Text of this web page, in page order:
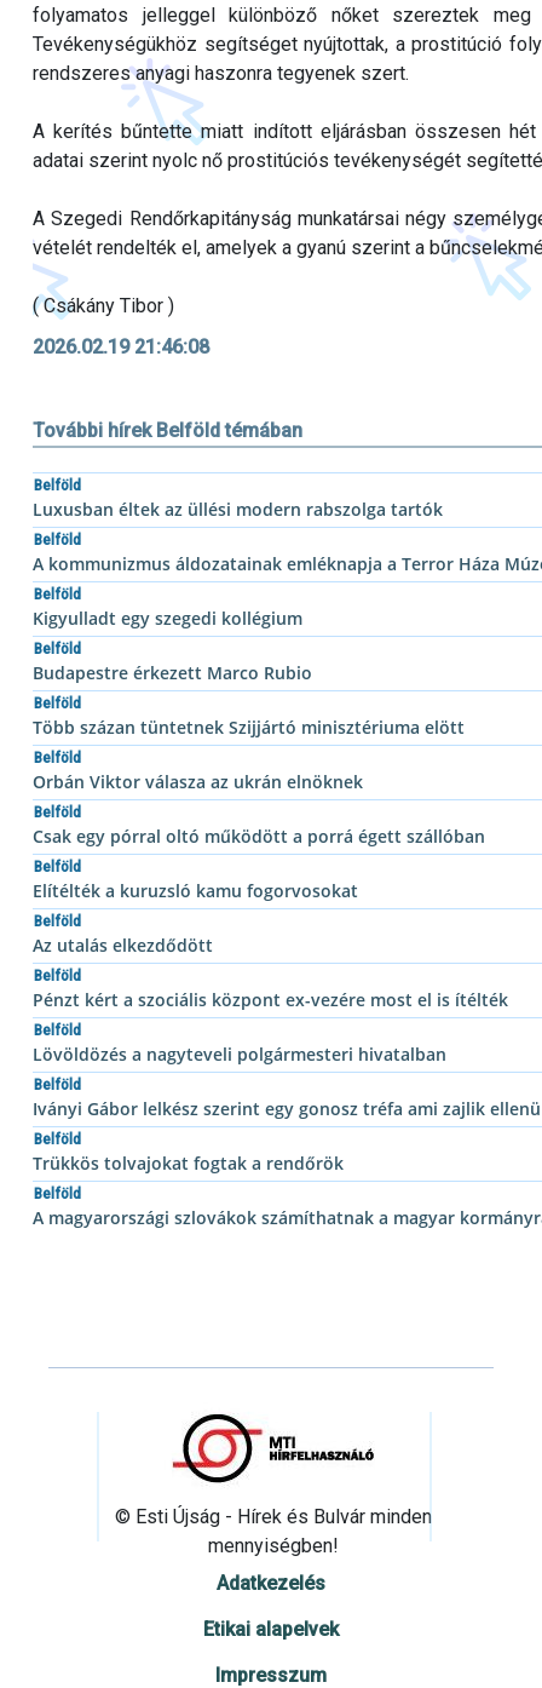
folyamatos jelleggel különböző nőket szereztek
Tevékenységükhöz segítséget nyújtottak, a prostitúció
rendszeres anyagi haszonra tegyenek szert.
A kerítés bűntette miatt indított eljárásban összesen
adatai szerint nyolc nő prostitúciós tevékenységét
A Szegedi Rendőrkapitányság munkatársai négy
vételét rendelték el, amelyek a gyanú szerint a
( Csákány Tibor )
2026.02.19 21:46:08
További hírek Belföld témában
Belföld
Luxusban éltek az üllési modern rabszolga tartók
Belföld
A kommunizmus áldozatainak emléknapja a Terror Háza
Belföld
Kigyulladt egy szegedi kollégium
Belföld
Budapestre érkezett Marco Rubio
Belföld
Több százan tüntetnek Szijjártó minisztériuma elött
Belföld
Orbán Viktor válasza az ukrán elnöknek
Belföld
Csak egy pórral oltó működött a porrá égett szállóban
Belföld
Elítélték a kuruzsló kamu fogorvosokat
Belföld
Az utalás elkezdődött
Belföld
Pénzt kért a szociális központ ex-vezére most el is ítélték
Belföld
Lövöldözés a nagyteveli polgármesteri hivatalban
Belföld
Iványi Gábor lelkész szerint egy gonosz tréfa ami zajlik
Belföld
Trükkös tolvajokat fogtak a rendőrök
Belföld
A magyarországi szlovákok számíthatnak a magyar
© Esti Újság - Hírek és Bulvár minden
mennyiségben!
Adatkezelés
Etikai alapelvek
Impresszum